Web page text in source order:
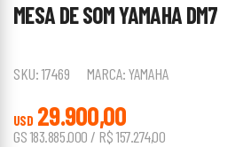
MESA DE SOM YAMAHA DM7
SKU:17469 MARCA:YAMAHA
USD 29.900,00
GS 183.885.000 / R$ 157.274,00